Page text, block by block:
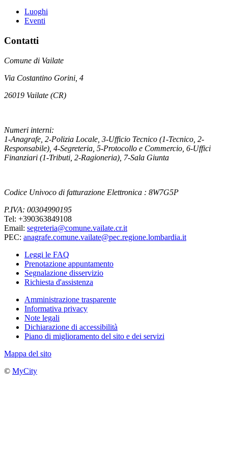
Luoghi
Eventi
Contatti
Comune di Vailate
Via Costantino Gorini, 4
26019 Vailate (CR)
Numeri interni:
1-Anagrafe, 2-Polizia Locale, 3-Ufficio Tecnico (1-Tecnico, 2-
Responsabile), 4-Segreteria, 5-Protocollo e Commercio, 6-Uffici
Finanziari (1-Tributi, 2-Ragioneria), 7-Sala Giunta
Codice Univoco di fatturazione Elettronica : 8W7G5P
P.IVA: 00304990195
Tel: +390363849108
Email: segreteria@comune.vailate.cr.it
PEC: anagrafe.comune.vailate@pec.regione.lombardia.it
Leggi le FAQ
Prenotazione appuntamento
Segnalazione disservizio
Richiesta d'assistenza
Amministrazione trasparente
Informativa privacy
Note legali
Dichiarazione di accessibilità
Piano di miglioramento del sito e dei servizi
Mappa del sito
© MyCity